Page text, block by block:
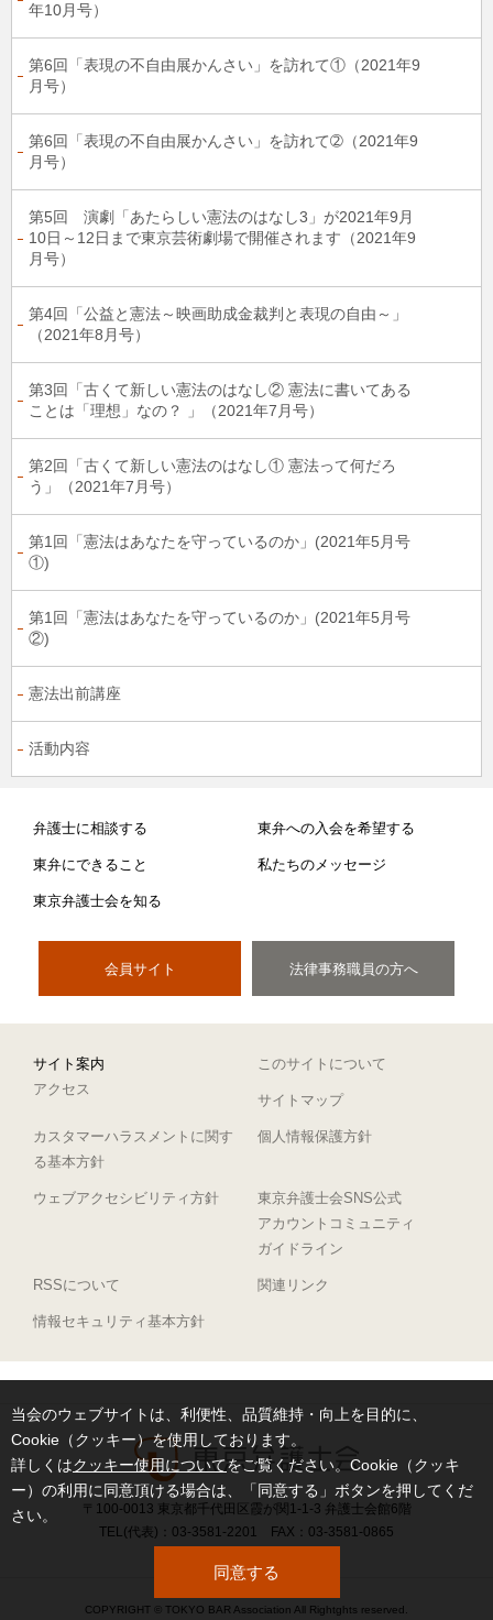
年10月号）
第6回「表現の不自由展かんさい」を訪れて①（2021年9
月号）
第6回「表現の不自由展かんさい」を訪れて➁（2021年9
月号）
第5回 演劇「あたらしい憲法のはなし3」が2021年9月
10日～12日まで東京芸術劇場で開催されます（2021年9
月号）
第4回「公益と憲法～映画助成金裁判と表現の自由～」
（2021年8月号）
第3回「古くて新しい憲法のはなし② 憲法に書いてある
ことは「理想」なの？ 」（2021年7月号）
第2回「古くて新しい憲法のはなし① 憲法って何だろ
う」（2021年7月号）
第1回「憲法はあなたを守っているのか」(2021年5月号
①)
第1回「憲法はあなたを守っているのか」(2021年5月号
②)
憲法出前講座
活動内容
当会のウェブサイトは、利便性、品質維持・向上を目的に、
Cookie（クッキー）を使用しております。
詳しくはクッキー使用についてをご覧ください。Cookie（クッキ
ー）の利用に同意頂ける場合は、「同意する」ボタンを押してくだ
さい。
同意する
弁護士に相談する 東弁への入会を希望する
東弁にできること 私たちのメッセージ
東京弁護士会を知る
会員サイト 法律事務職員の方へ
サイト案内
このサイトについて
アクセス
サイトマップ
カスタマーハラスメントに関す
る基本方針
個人情報保護方針
ウェブアクセシビリティ方針
東京弁護士会SNS公式
アカウントコミュニティ
ガイドライン
RSSについて 関連リンク
情報セキュリティ基本方針
〒100-0013 東京都千代田区霞が関1-1-3 弁護士会館6階
TEL(代表)：03-3581-2201 FAX：03-3581-0865
COPYRIGHT © TOKYO BAR Association All Rightghts reserved.